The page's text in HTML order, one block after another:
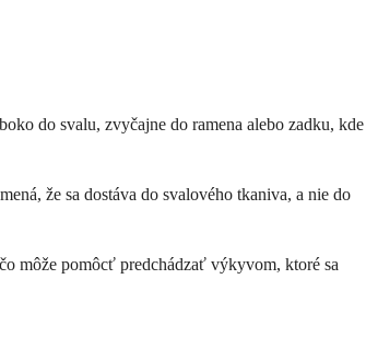
do svalu, zvyčajne do ramena alebo zadku, kde
že sa dostáva do svalového tkaniva, a nie do
môže pomôcť predchádzať výkyvom, ktoré sa